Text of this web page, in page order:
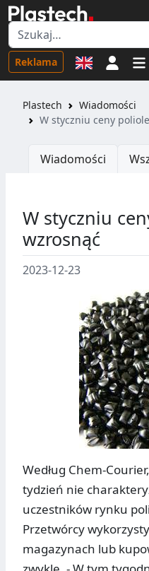
Reklama
Plastech
Wiadomości
W styczniu ceny
Wiadomości
W styczniu
wzrosnąć
2023-12-23
Według Chem-
tydzień nie
uczestników rynku
Przetwórcy
magazynach lub